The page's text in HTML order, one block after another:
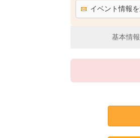
イベント情報
基本情報